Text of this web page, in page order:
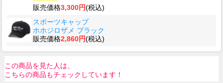
販売価格3,300円(税込)
スポーツキャップ
ホホジロザメ ブラック
販売価格2,860円(税込)
この商品を見た人は、
こちらの商品もチェックしています！